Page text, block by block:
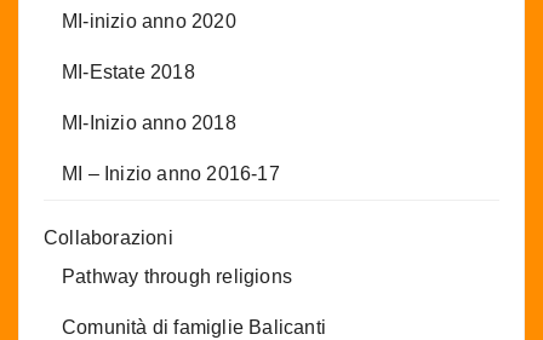
MI-inizio anno 2020
MI-Estate 2018
MI-Inizio anno 2018
MI – Inizio anno 2016-17
Collaborazioni
Pathway through religions
Comunità di famiglie Balicanti